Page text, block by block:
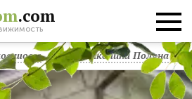
.com
шоссе КП Николина Поляна